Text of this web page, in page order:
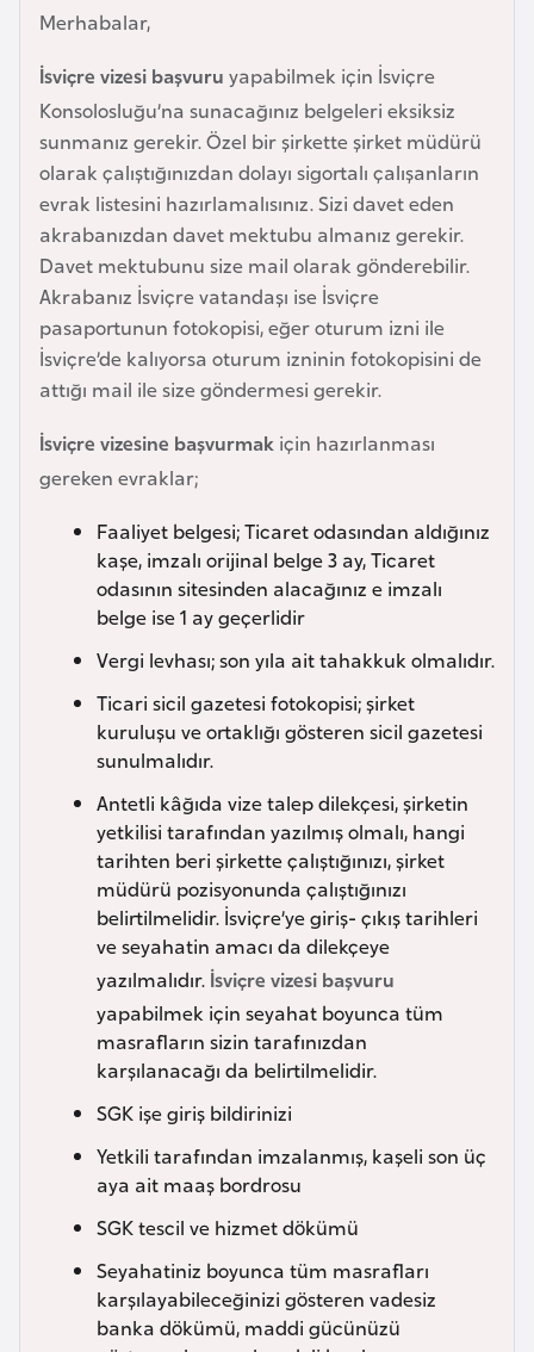
Merhabalar,
İsviçre vizesi başvuru yapabilmek için İsviçre
Konsolosluğu’na sunacağınız belgeleri eksiksiz
sunmanız gerekir. Özel bir şirkette şirket müdürü
olarak çalıştığınızdan dolayı sigortalı çalışanların
evrak listesini hazırlamalısınız. Sizi davet eden
akrabanızdan davet mektubu almanız gerekir.
Davet mektubunu size mail olarak gönderebilir.
Akrabanız İsviçre vatandaşı ise İsviçre
pasaportunun fotokopisi, eğer oturum izni ile
İsviçre’de kalıyorsa oturum izninin fotokopisini de
attığı mail ile size göndermesi gerekir.
İsviçre vizesine başvurmak için hazırlanması
gereken evraklar;
Faaliyet belgesi; Ticaret odasından aldığınız
kaşe, imzalı orijinal belge 3 ay, Ticaret
odasının sitesinden alacağınız e imzalı
belge ise 1 ay geçerlidir
Vergi levhası; son yıla ait tahakkuk olmalıdır.
Ticari sicil gazetesi fotokopisi; şirket
kuruluşu ve ortaklığı gösteren sicil gazetesi
sunulmalıdır.
Antetli kâğıda vize talep dilekçesi, şirketin
yetkilisi tarafından yazılmış olmalı, hangi
tarihten beri şirkette çalıştığınızı, şirket
müdürü pozisyonunda çalıştığınızı
belirtilmelidir. İsviçre’ye giriş- çıkış tarihleri
ve seyahatin amacı da dilekçeye
yazılmalıdır. İsviçre vizesi başvuru
yapabilmek için seyahat boyunca tüm
masrafların sizin tarafınızdan
karşılanacağı da belirtilmelidir.
SGK işe giriş bildirinizi
Yetkili tarafından imzalanmış, kaşeli son üç
aya ait maaş bordrosu
SGK tescil ve hizmet dökümü
Seyahatiniz boyunca tüm masrafları
karşılayabileceğinizi gösteren vadesiz
banka dökümü, maddi gücünüzü
y
a
n
B
a
h
r
e
y
n
B
n